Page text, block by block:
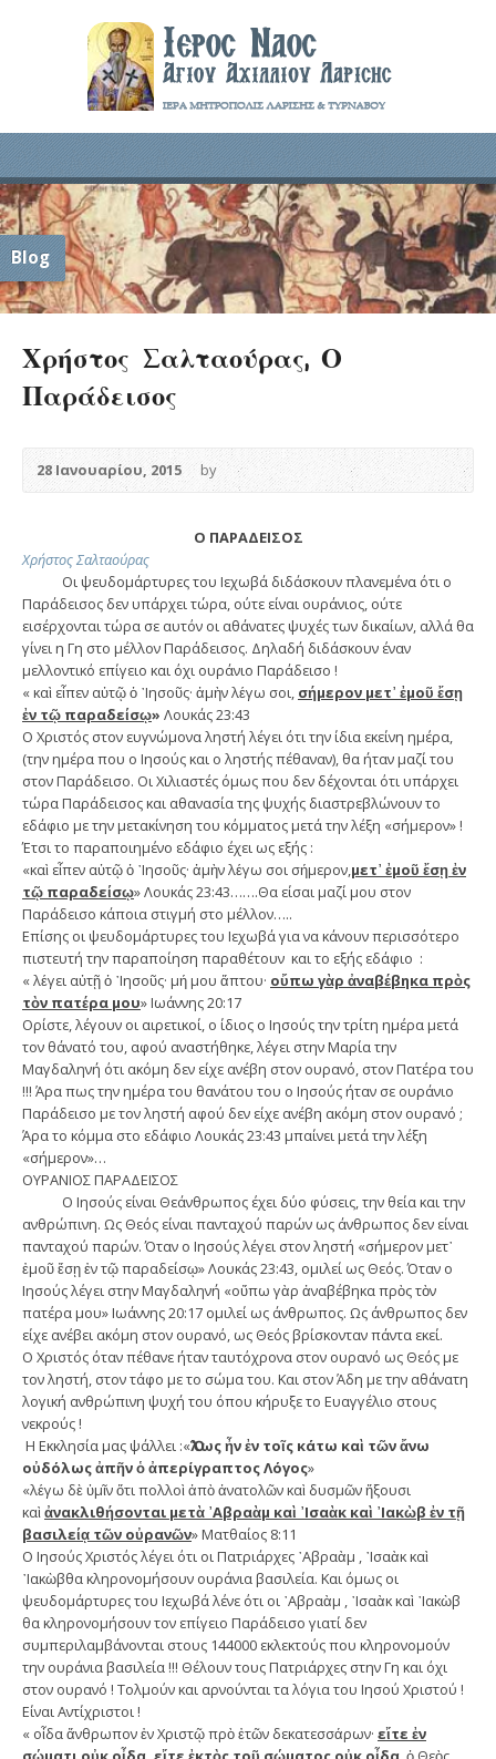
Blog
Χρήστος Σαλταούρας, Ο
Παράδεισος
28 Ιανουαρίου, 2015 by
Ο ΠΑΡΑΔΕΙΣΟΣ
Χρήστος Σαλταούρας
Οι ψευδομάρτυρες του Ιεχωβά διδάσκουν πλανεμένα ότι ο
Παράδεισος δεν υπάρχει τώρα, ούτε είναι ουράνιος, ούτε
εισέρχονται τώρα σε αυτόν οι αθάνατες ψυχές των δικαίων, αλλά θα
γίνει η Γη στο μέλλον Παράδεισος. Δηλαδή διδάσκουν έναν
μελλοντικό επίγειο και όχι ουράνιο Παράδεισο !
« καὶ εἶπεν αὐτῷ ὁ ᾿Ιησοῦς· ἀμὴν λέγω σοι, σήμερον μετ᾿ ἐμοῦ ἔσῃ
ἐν τῷ παραδείσῳ» Λουκάς 23:43
Ο Χριστός στον ευγνώμονα ληστή λέγει ότι την ίδια εκείνη ημέρα,
(την ημέρα που ο Ιησούς και ο ληστής πέθαναν), θα ήταν μαζί του
στον Παράδεισο. Οι Χιλιαστές όμως που δεν δέχονται ότι υπάρχει
τώρα Παράδεισος και αθανασία της ψυχής διαστρεβλώνουν το
εδάφιο με την μετακίνηση του κόμματος μετά την λέξη «σήμερον» !
Έτσι το παραποιημένο εδάφιο έχει ως εξής :
«καὶ εἶπεν αὐτῷ ὁ ᾿Ιησοῦς· ἀμὴν λέγω σοι σήμερον,μετ᾿ ἐμοῦ ἔσῃ ἐν
τῷ παραδείσῳ» Λουκάς 23:43…….Θα είσαι μαζί μου στον
Παράδεισο κάποια στιγμή στο μέλλον…..
Επίσης οι ψευδομάρτυρες του Ιεχωβά για να κάνουν περισσότερο
πιστευτή την παραποίηση παραθέτουν και το εξής εδάφιο :
« λέγει αὐτῇ ὁ ᾿Ιησοῦς· μή μου ἅπτου· οὔπω γὰρ ἀναβέβηκα πρὸς
τὸν πατέρα μου» Ιωάννης 20:17
Ορίστε, λέγουν οι αιρετικοί, ο ίδιος ο Ιησούς την τρίτη ημέρα μετά
τον θάνατό του, αφού αναστήθηκε, λέγει στην Μαρία την
Μαγδαληνή ότι ακόμη δεν είχε ανέβη στον ουρανό, στον Πατέρα του
!!! Άρα πως την ημέρα του θανάτου του ο Ιησούς ήταν σε ουράνιο
Παράδεισο με τον ληστή αφού δεν είχε ανέβη ακόμη στον ουρανό ;
Άρα το κόμμα στο εδάφιο Λουκάς 23:43 μπαίνει μετά την λέξη
«σήμερον»…
ΟΥΡΑΝΙΟΣ ΠΑΡΑΔΕΙΣΟΣ
Ο Ιησούς είναι Θεάνθρωπος έχει δύο φύσεις, την θεία και την
ανθρώπινη. Ως Θεός είναι πανταχού παρών ως άνθρωπος δεν είναι
πανταχού παρών. Όταν ο Ιησούς λέγει στον ληστή «σήμερον μετ᾿
ἐμοῦ ἔσῃ ἐν τῷ παραδείσῳ» Λουκάς 23:43, ομιλεί ως Θεός. Όταν ο
Ιησούς λέγει στην Μαγδαληνή «οὔπω γὰρ ἀναβέβηκα πρὸς τὸν
πατέρα μου» Ιωάννης 20:17 ομιλεί ως άνθρωπος. Ως άνθρωπος δεν
είχε ανέβει ακόμη στον ουρανό, ως Θεός βρίσκονταν πάντα εκεί.
Ο Χριστός όταν πέθανε ήταν ταυτόχρονα στον ουρανό ως Θεός με
τον ληστή, στον τάφο με το σώμα του. Και στον Άδη με την αθάνατη
λογική ανθρώπινη ψυχή του όπου κήρυξε το Ευαγγέλιο στους
νεκρούς !
Η Εκκλησία μας ψάλλει :«Ὅλως ἦν ἐν τοῖς κάτω καὶ τῶν ἄνω
οὐδόλως ἀπῆν ὁ ἀπερίγραπτος Λόγος»
«λέγω δὲ ὑμῖν ὅτι πολλοὶ ἀπὸ ἀνατολῶν καὶ δυσμῶν ἥξουσι
καὶἀνακλιθήσονται μετὰ ᾿Αβραὰμ καὶ ᾿Ισαὰκ καὶ ᾿Ιακὼβ ἐν τῇ
βασιλείᾳ τῶν οὐρανῶν» Ματθαίος 8:11
Ο Ιησούς Χριστός λέγει ότι οι Πατριάρχες ᾿Αβραὰμ , ᾿Ισαὰκ καὶ
᾿Ιακὼβθα κληρονομήσουν ουράνια βασιλεία. Και όμως οι
ψευδομάρτυρες του Ιεχωβά λένε ότι οι ᾿Αβραὰμ , ᾿Ισαὰκ καὶ ᾿Ιακὼβ
θα κληρονομήσουν τον επίγειο Παράδεισο γιατί δεν
συμπεριλαμβάνονται στους 144000 εκλεκτούς που κληρονομούν
την ουράνια βασιλεία !!! Θέλουν τους Πατριάρχες στην Γη και όχι
στον ουρανό ! Τολμούν και αρνούνται τα λόγια του Ιησού Χριστού !
Είναι Αντίχριστοι !
« οἶδα ἄνθρωπον ἐν Χριστῷ πρὸ ἐτῶν δεκατεσσάρων· εἴτε ἐν